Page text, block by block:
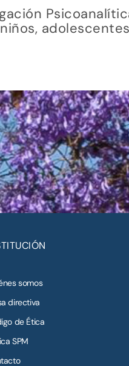
somos
directiva
de Ética
SPM